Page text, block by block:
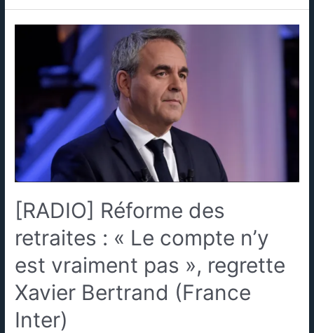
[RADIO] Réforme des
retraites : « Le compte n’y
est vraiment pas », regrette
Xavier Bertrand (France
Inter)